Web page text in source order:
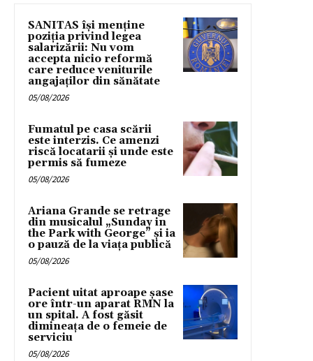
SANITAS își menține
poziția privind legea
salarizării: Nu vom
accepta nicio reformă
care reduce veniturile
angajaților din sănătate
05/08/2026
Fumatul pe casa scării
este interzis. Ce amenzi
riscă locatarii și unde este
permis să fumeze
05/08/2026
Ariana Grande se retrage
din musicalul „Sunday in
the Park with George” și ia
o pauză de la viața publică
05/08/2026
Pacient uitat aproape șase
ore într-un aparat RMN la
un spital. A fost găsit
dimineața de o femeie de
serviciu
05/08/2026